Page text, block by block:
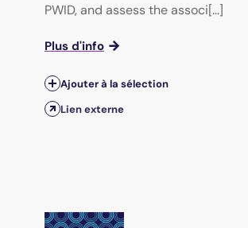
PWID, and assess the associ[...]
Plus d'info
Ajouter à la sélection
Lien externe